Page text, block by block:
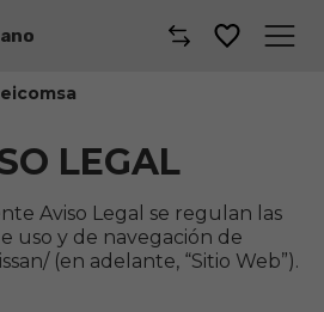
Caetano
un coche
de Modelos
LEGAL
Aviso Legal se regulan las
uso y de navegación de
(en adelante, “Sitio Web”).